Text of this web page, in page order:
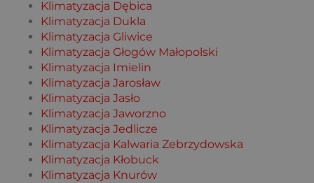
Klimatyzacja Dębica
Klimatyzacja Dukla
Klimatyzacja Gliwice
Klimatyzacja Głogów Małopolski
Klimatyzacja Imielin
Klimatyzacja Jarosław
Klimatyzacja Jasło
Klimatyzacja Jaworzno
Klimatyzacja Jedlicze
Klimatyzacja Kalwaria Zebrzydowska
Klimatyzacja Kłobuck
Klimatyzacja Knurów